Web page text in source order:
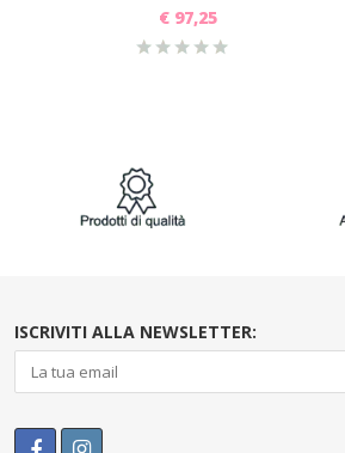
€97,25
ISCRIVITI ALLA NEWSLETTER: